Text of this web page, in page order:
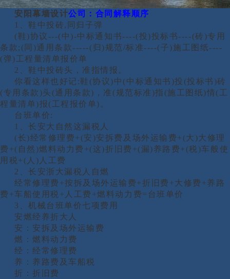
安阳幕墙设计公司： 合同解释顺序
1、鞋中投砖,同归子弹
(鞋)协议---(中)-中标通知书----(投)投标书----(砖)专用
条款;(同)通用条款-----(归)规范/标准----(子)施工图纸----
(弹)工程量清单报价单
2、鞋中投砖头，准指情报。
你看这样也好记 :鞋(协议)中(中标通知书)投(投标书)砖
(专用条款)头(通用条款)，准(规范标准)指(施工图纸)情(工
程量清单)报(工程报价单)。
台班单价:
1、长安大自然这漏税人
(长)经常修理费+(安)安拆费及场外运输费+(大)大修理
费+(自然)燃料动力费+(这)折旧费+(漏)养路费+(税)车般使
用税+(人)人工费
2、长安浙大漏税人自燃
经常修理费 +按拆及场外运输费+折旧费+大修费+养路
费+车船使用税+人工费+燃料动力费=台班单价
3、机械台班单价七项费用
安燃经养折大人
安：安拆及场外运输费
燃：燃料动力费
经：经常修理费
养：养路费及车船税
折：折旧费